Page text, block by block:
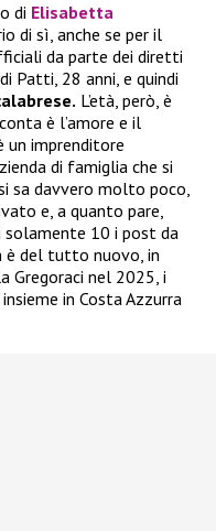
di Elisabetta
di sì, anche se per il
da parte dei diretti
Patti, 28 anni, e quindi
L’età, però, è
è l’amore e il
un imprenditore
di famiglia che si
sa davvero molto poco,
e, a quanto pare,
10 i post da
è del tutto nuovo, in
Gregoraci nel 2025, i
in Costa Azzurra